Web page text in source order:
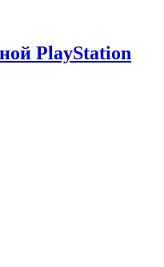
PlayStation